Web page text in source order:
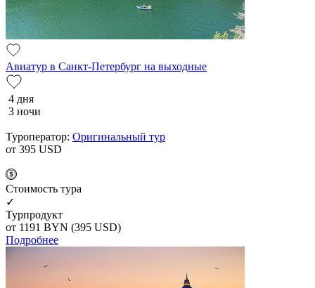
Авиатур в Санкт-Петербург на выходные
4 дня
3 ночи
Туроператор: Оригинальный тур
от 395 USD
Cтоимость тура
✓
Турпродукт
от 1191 BYN (395 USD)
Подробнее